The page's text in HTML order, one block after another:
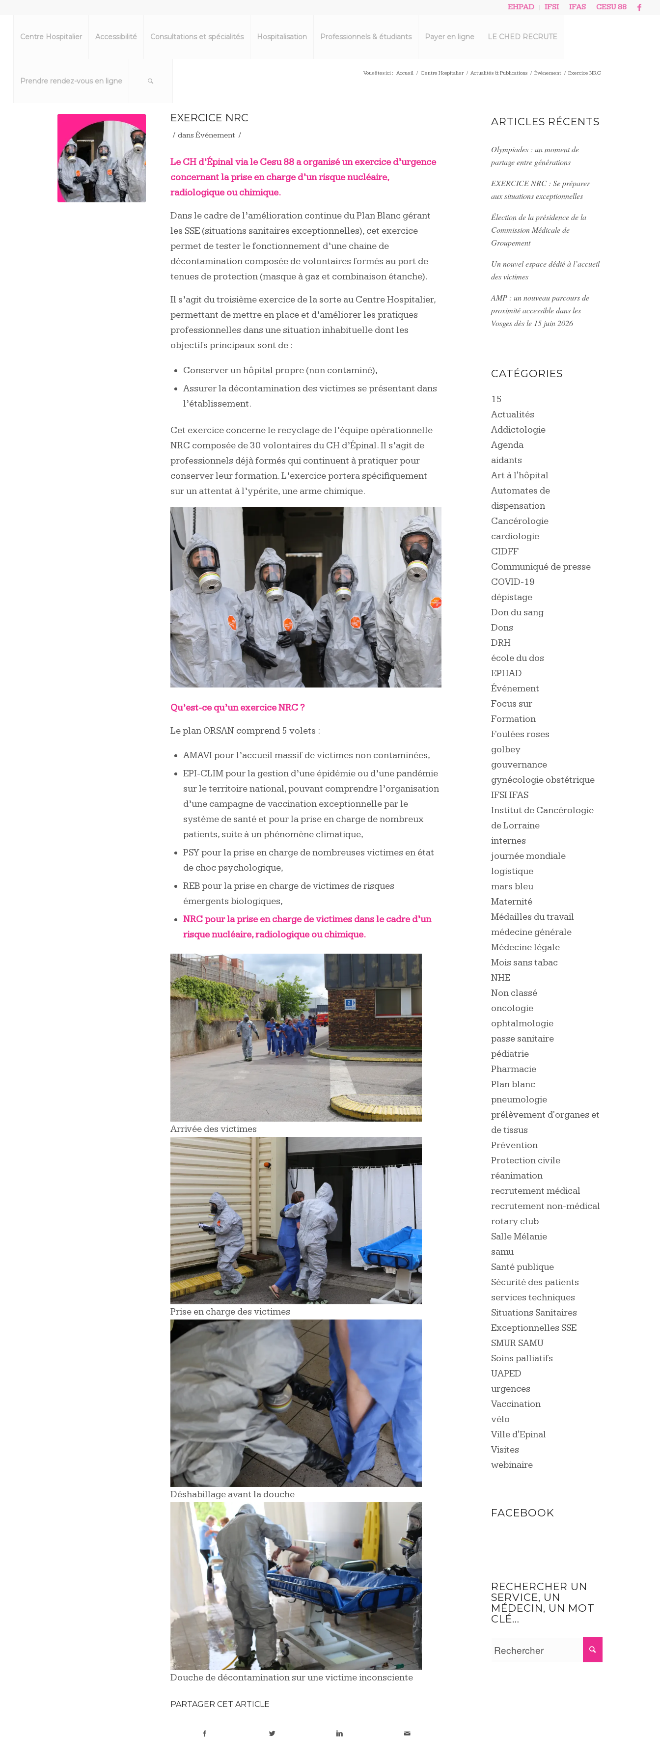
EHPAD IFSI IFAS CESU 88
Centre Hospitalier Accessibilité Consultations et spécialités Hospitalisation Professionnels & étudiants Payer en ligne LE CHED RECRUTE
Prendre rendez-vous en ligne
Vous êtes ici : Accueil / Centre Hospitalier / Actualités & Publications / Événement / Exercice NRC
EXERCICE NRC
/ dansÉvénement /
Le CH d’Épinal via leCesu 88 a organisé un exercice d’urgence
concernant la prise en charge d’un risque nucléaire,
radiologique ou chimique.
Dans le cadre de l’amélioration continue du Plan Blanc gérant
les SSE (situations sanitaires exceptionnelles), cet exercice
permet de tester le fonctionnement d’une chaine de
décontamination composée de volontaires formés au port de
tenues de protection (masque à gaz et combinaison étanche).
Il s’agit du troisième exercice de la sorte au Centre Hospitalier,
permettant de mettre en place et d’améliorer les pratiques
professionnelles dans une situation inhabituelle dont les
objectifs principaux sont de :
Conserver un hôpital propre (non contaminé),
Assurer la décontamination des victimes se présentant dans
l’établissement.
Cet exercice concerne le recyclage de l’équipe opérationnelle
NRC composée de 30 volontaires du CH d’Épinal. Il s’agit de
professionnels déjà formés qui continuent à pratiquer pour
conserver leur formation. L’exercice portera spécifiquement
sur un attentat à l’ypérite, une arme chimique.
Qu’est-ce qu’un exercice NRC ?
Le plan ORSAN comprend 5 volets :
AMAVI pour l’accueil massif de victimes non contaminées,
EPI-CLIM pour la gestion d’une épidémie ou d’une pandémie
sur le territoire national, pouvant comprendre l’organisation
d’une campagne de vaccination exceptionnelle par le
système de santé et pour la prise en charge de nombreux
patients, suite à un phénomène climatique,
PSY pour la prise en charge de nombreuses victimes en état
de choc psychologique,
REB pour la prise en charge de victimes de risques
émergents biologiques,
NRC pour la prise en charge de victimes dans le cadre d’un
risque nucléaire, radiologique ou chimique.
Arrivée des victimes
Prise en charge des victimes
Déshabillage avant la douche
Douche de décontamination sur une victime inconsciente
PARTAGER CET ARTICLE
ARTICLES RÉCENTS
Olympiades : un moment de
partage entre générations
EXERCICE NRC : Se préparer
aux situations exceptionnelles
Élection de la présidence de la
Commission Médicale de
Groupement
Un nouvel espace dédié à l’accueil
des victimes
AMP : un nouveau parcours de
proximité accessible dans les
Vosges dès le 15 juin 2026
CATÉGORIES
15
Actualités
Addictologie
Agenda
aidants
Art à l'hôpital
Automates de
dispensation
Cancérologie
cardiologie
CIDFF
Communiqué de presse
COVID-19
dépistage
Don du sang
Dons
DRH
école du dos
EPHAD
Événement
Focus sur
Formation
Foulées roses
golbey
gouvernance
gynécologie obstétrique
IFSI IFAS
Institut de Cancérologie
de Lorraine
internes
journée mondiale
logistique
mars bleu
Maternité
Médailles du travail
médecine générale
Médecine légale
Mois sans tabac
NHE
Non classé
oncologie
ophtalmologie
passe sanitaire
pédiatrie
Pharmacie
Plan blanc
pneumologie
prélèvement d'organes et
de tissus
Prévention
Protection civile
réanimation
recrutement médical
recrutement non-médical
rotary club
Salle Mélanie
samu
Santé publique
Sécurité des patients
services techniques
Situations Sanitaires
Exceptionnelles SSE
SMUR SAMU
Soins palliatifs
UAPED
urgences
Vaccination
vélo
Ville d'Epinal
Visites
webinaire
FACEBOOK
RECHERCHER UN
SERVICE, UN
MÉDECIN, UN MOT
CLÉ…